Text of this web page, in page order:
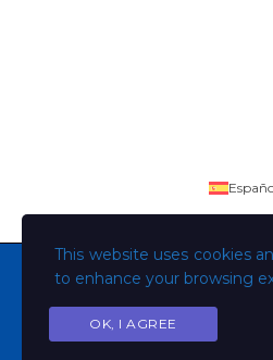
Copyright © Todos los
This website uses cookies
to enhance your browsing
OK, I AGREE